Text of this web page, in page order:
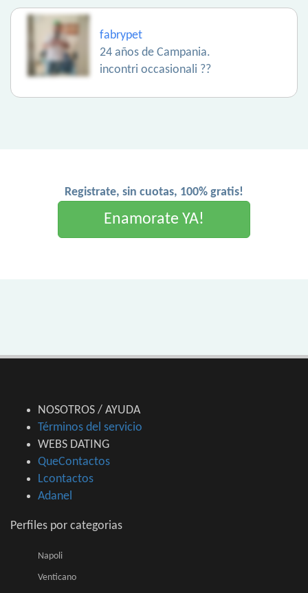
fabrypet
24 años de Campania.
incontri occasionali ??
Registrate, sin cuotas, 100% gratis!
Enamorate YA!
NOSOTROS / AYUDA
Términos del servicio
WEBS DATING
QueContactos
Lcontactos
Adanel
Perfiles por categorias
Napoli
Venticano